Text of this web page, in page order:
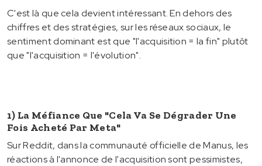
C'est là que cela devient intéressant. En dehors des
chiffres et des stratégies, sur les réseaux sociaux, le
sentiment dominant est que "l'acquisition = la fin" plutôt
que "l'acquisition = l'évolution".
1) La Méfiance Que "cela Va Se Dégrader Une
Fois Acheté Par Meta"
Sur Reddit, dans la communauté officielle de Manus, les
réactions à l'annonce de l'acquisition sont pessimistes,